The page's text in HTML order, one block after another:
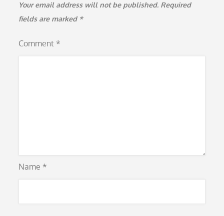
Your email address will not be published. Required
fields are marked *
Comment *
Name *